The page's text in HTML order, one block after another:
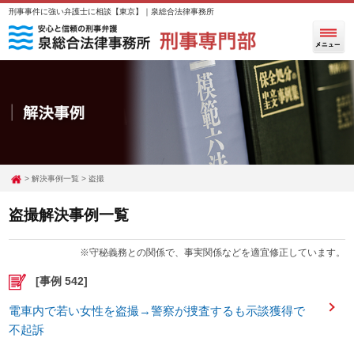
刑事事件に強い弁護士に相談【東京】｜泉総合法律事務所
解決事例一覧 盗撮
盗撮解決事例一覧
※守秘義務との関係で、事実関係などを適宜修正しています。
[事例 542]
電車内で若い女性を盗撮→警察が捜査するも示談獲得で
不起訴